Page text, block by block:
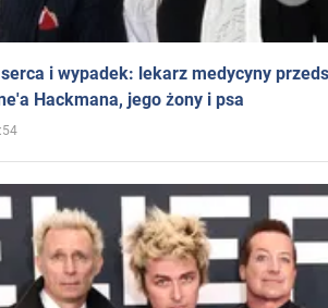
i wypadek: lekarz medycyny
Hackmana, jego żony i psa